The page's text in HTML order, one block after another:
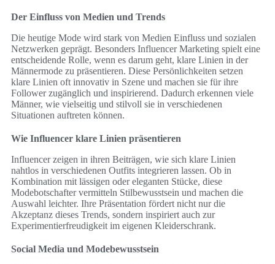
Der Einfluss von Medien und Trends
Die heutige Mode wird stark von Medien Einfluss und sozialen
Netzwerken geprägt. Besonders Influencer Marketing spielt eine
entscheidende Rolle, wenn es darum geht, klare Linien in der
Männermode zu präsentieren. Diese Persönlichkeiten setzen
klare Linien oft innovativ in Szene und machen sie für ihre
Follower zugänglich und inspirierend. Dadurch erkennen viele
Männer, wie vielseitig und stilvoll sie in verschiedenen
Situationen auftreten können.
Wie Influencer klare Linien präsentieren
Influencer zeigen in ihren Beiträgen, wie sich klare Linien
nahtlos in verschiedenen Outfits integrieren lassen. Ob in
Kombination mit lässigen oder eleganten Stücke, diese
Modebotschafter vermitteln Stilbewusstsein und machen die
Auswahl leichter. Ihre Präsentation fördert nicht nur die
Akzeptanz dieses Trends, sondern inspiriert auch zur
Experimentierfreudigkeit im eigenen Kleiderschrank.
Social Media und Modebewusstsein